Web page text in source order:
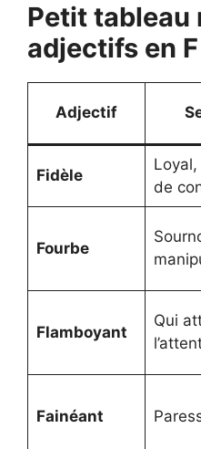
Petit tableau
adjectifs en
Adjectif
Fidèle
de
Fourbe
Flamboyant
Qui
Fainéant